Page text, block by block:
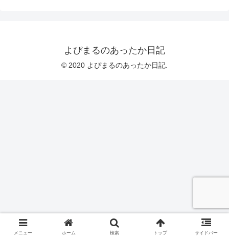
よぴまるのあったか日記
© 2020 よぴまるのあったか日記.
メニュー ホーム 検索 トップ サイドバー